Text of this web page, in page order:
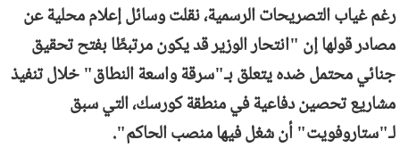
رغم غياب التصريحات الرسمية، نقلت وسائل إعلام محلية عن
مصادر قولها إن "انتحار الوزير قد يكون مرتبطًا بفتح تحقيق
جنائي محتمل ضده يتعلق بـ"سرقة واسعة النطاق" خلال تنفيذ
مشاريع تحصين دفاعية في منطقة كورسك، التي سبق
لـ"ستاروفويت" أن شغل فيها منصب الحاكم".